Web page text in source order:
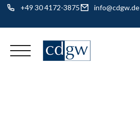
+49 30 4172-3875 info@cdgw.de